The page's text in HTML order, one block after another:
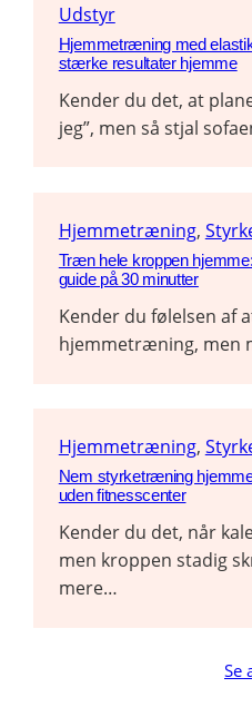
Udstyr
Hjemmetræning med
stærke resultater hjemme
Kender du det, at
jeg”, men så stjal
Hjemmetræning,
Træn hele kroppen
guide på 30 minutter
Kender du følelsen af
hjemmetræning, men
Hjemmetræning,
Nem styrketræning
uden fitnesscenter
Kender du det, når
men kroppen stadig
mere…
Se